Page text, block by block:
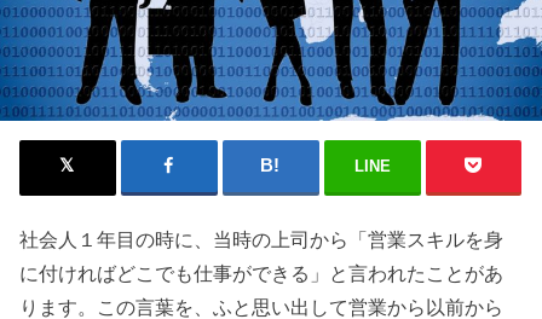
LINE
社会人１年目の時に、当時の上司から「営業スキルを身
に付ければどこでも仕事ができる」と言われたことがあ
ります。この言葉を、ふと思い出して営業から以前から